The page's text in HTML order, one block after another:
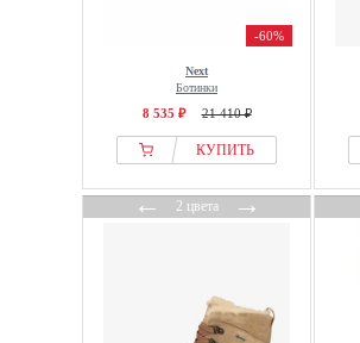
-60%
Next
Ботинки
8 535 ₽ 21 410 ₽
КУПИТЬ
←2 цвета→